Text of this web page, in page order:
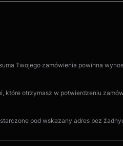
Twojego zamówienia powinna
które otrzymasz w potwierdzeniu
pod wskazany adres bez